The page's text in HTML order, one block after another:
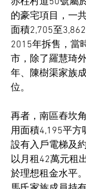
的豪宅項目，一
面積2,705至
2015年拆售，當
市，除了羅慧琦
年、陳樹渠家族
位。
再者，南區舂坎
用面積4,195平方
設有入戶電梯及
以月租42萬元租
於理想租金水平